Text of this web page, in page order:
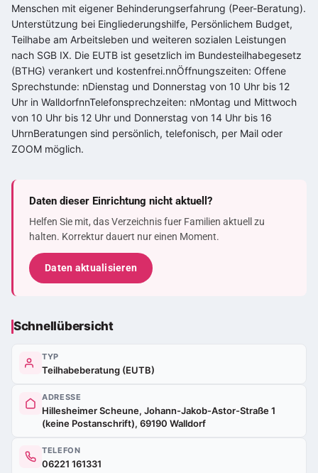
Menschen mit eigener Behinderungserfahrung (Peer-Beratung).
Unterstützung bei Eingliederungshilfe, Persönlichem Budget,
Teilhabe am Arbeitsleben und weiteren sozialen Leistungen
nach SGB IX. Die EUTB ist gesetzlich im Bundesteilhabegesetz
(BTHG) verankert und kostenfrei.nnÖffnungszeiten: Offene
Sprechstunde: nDienstag und Donnerstag von 10 Uhr bis 12
Uhr in WalldorfnnTelefonsprechzeiten: nMontag und Mittwoch
von 10 Uhr bis 12 Uhr und Donnerstag von 14 Uhr bis 16
UhrnBeratungen sind persönlich, telefonisch, per Mail oder
ZOOM möglich.
Daten dieser Einrichtung nicht aktuell?
Helfen Sie mit, das Verzeichnis fuer Familien aktuell zu
halten. Korrektur dauert nur einen Moment.
Daten aktualisieren
Schnellübersicht
TYP
Teilhabeberatung (EUTB)
ADRESSE
Hillesheimer Scheune, Johann-Jakob-Astor-Straße 1
(keine Postanschrift), 69190 Walldorf
TELEFON
06221 161331